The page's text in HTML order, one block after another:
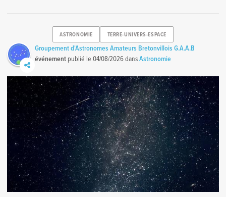
ASTRONOMIE TERRE-UNIVERS-ESPACE
Groupement d'Astronomes Amateurs Bretonvillois G.A.A.B
événement publié le04/08/2026dansAstronomie